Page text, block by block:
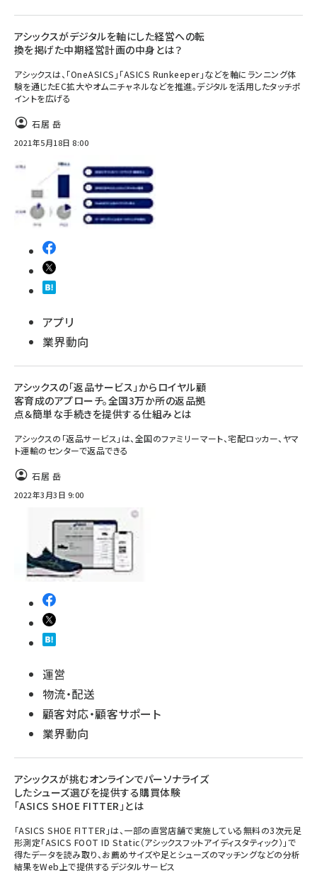
アシックスがデジタルを軸にした経営への転
換を掲げた中期経営計画の中身とは？
アシックスは、「OneASICS」「ASICS Runkeeper」などを軸にランニング体
験を通じたEC拡大やオムニチャネルなどを推進。デジタルを活用したタッチポ
イントを広げる
石居 岳
2021年5月18日 8:00
アプリ
業界動向
アシックスの「返品サービス」からロイヤル顧
客育成のアプローチ。全国3万か所の返品拠
点＆簡単な手続きを提供する仕組みとは
アシックスの「返品サービス」は、全国のファミリーマート、宅配ロッカー、ヤマ
ト運輸のセンターで返品できる
石居 岳
2022年3月3日 9:00
運営
物流・配送
顧客対応・顧客サポート
業界動向
アシックスが挑むオンラインでパーソナライズ
したシューズ選びを提供する購買体験
「ASICS SHOE FITTER」とは
「ASICS SHOE FITTER」は、一部の直営店舗で実施している無料の3次元足
形測定「ASICS FOOT ID Static（アシックスフットアイディスタティック）」で
得たデータを読み取り、お薦めサイズや足とシューズのマッチングなどの分析
結果をWeb上で提供するデジタルサービス